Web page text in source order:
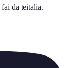
fai da teitalia.